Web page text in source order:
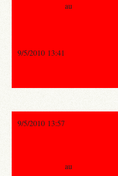
au
9/5/2010 13:41
9/5/2010 13:57
au